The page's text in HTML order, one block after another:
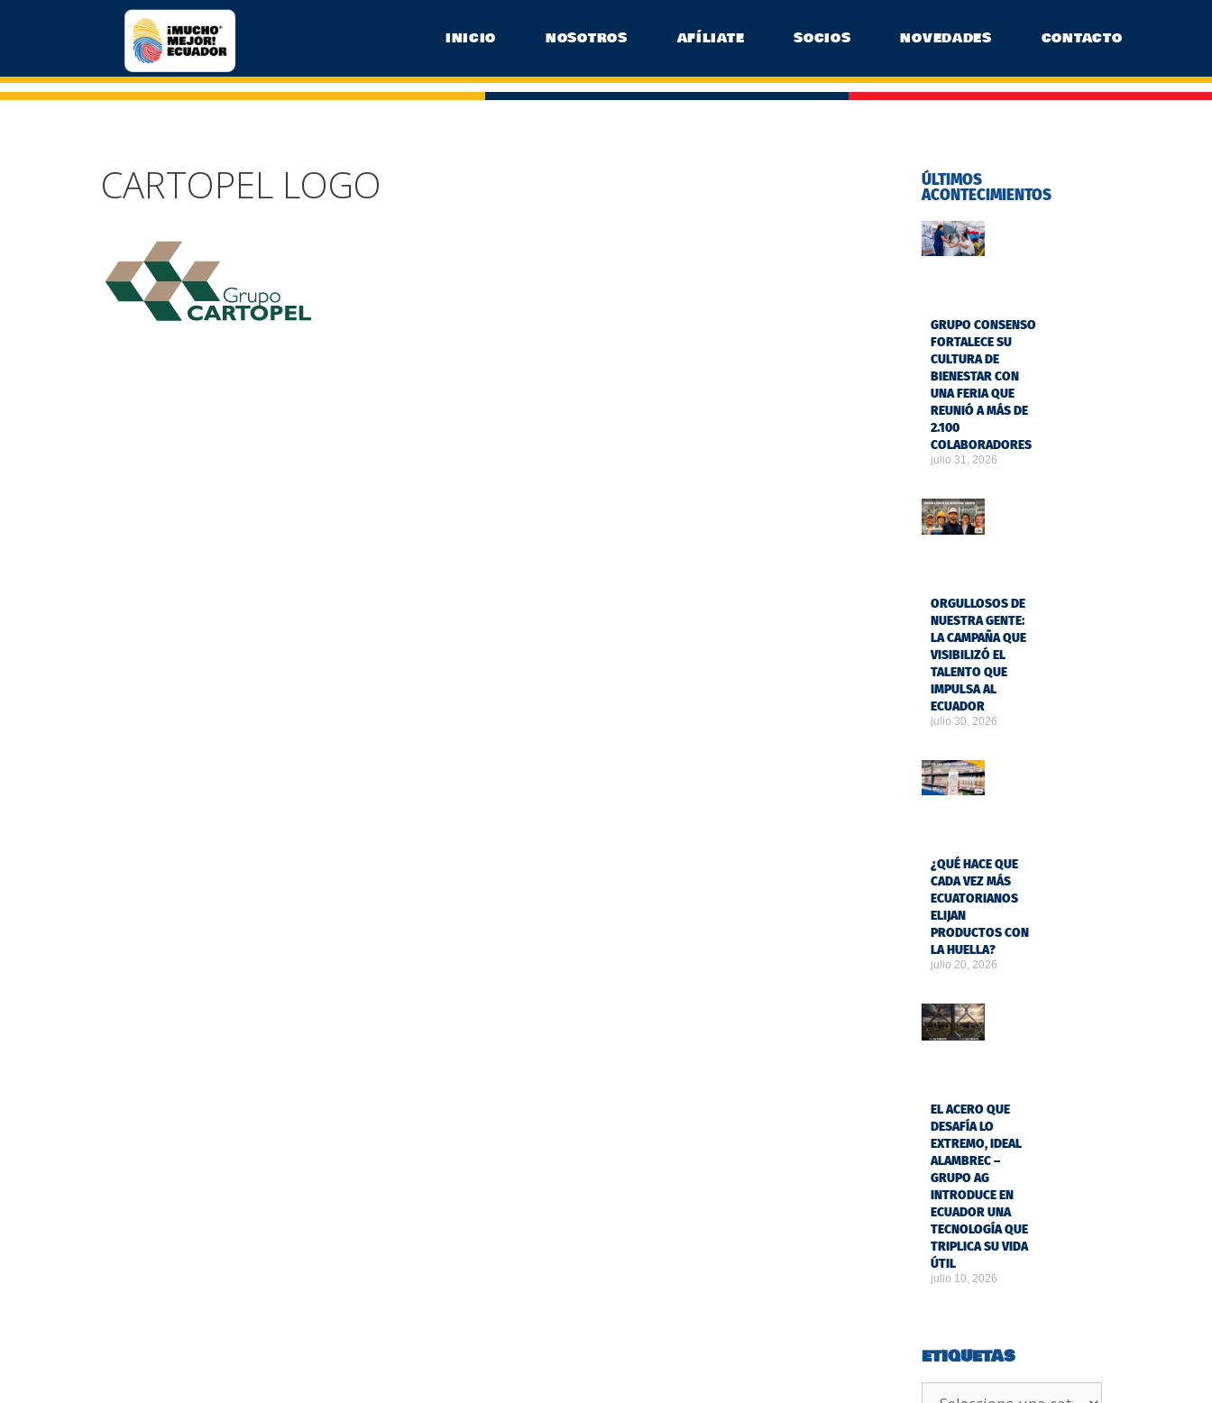
INICIO NOSOTROS AFÍLIATE SOCIOS NOVEDADES CONTACTO
CARTOPEL LOGO
ÚLTIMOS
ACONTECIMIENTOS
GRUPO CONSENSO
FORTALECE SU
CULTURA DE
BIENESTAR CON
UNA FERIA QUE
REUNIÓ A MÁS DE
2.100
COLABORADORES
julio 31, 2026
ORGULLOSOS DE
NUESTRA GENTE:
LA CAMPAÑA QUE
VISIBILIZÓ EL
TALENTO QUE
IMPULSA AL
ECUADOR
julio 30, 2026
¿QUÉ HACE QUE
CADA VEZ MÁS
ECUATORIANOS
ELIJAN
PRODUCTOS CON
LA HUELLA?
julio 20, 2026
EL ACERO QUE
DESAFÍA LO
EXTREMO, IDEAL
ALAMBREC –
GRUPO AG
INTRODUCE EN
ECUADOR UNA
TECNOLOGÍA QUE
TRIPLICA SU VIDA
ÚTIL
julio 10, 2026
ETIQUETAS